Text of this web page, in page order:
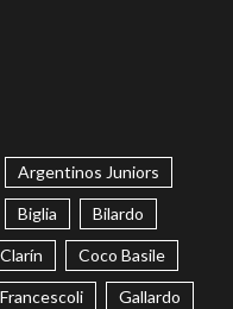
Argentinos Juniors
Biglia Bilardo
Clarín Coco Basile
Francescoli Gallardo